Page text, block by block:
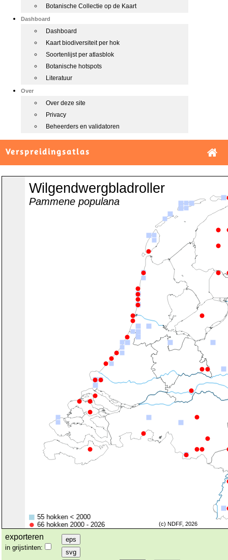
Botanische Collectie op de Kaart
Dashboard
Dashboard
Kaart biodiversiteit per hok
Soortenlijst per atlasblok
Botanische hotspots
Literatuur
Over
Over deze site
Privacy
Beheerders en validatoren
Verspreidingsatlas